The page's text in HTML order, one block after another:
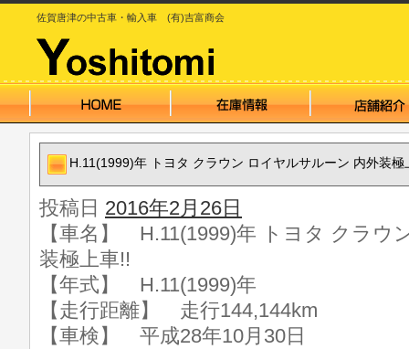
佐賀唐津の中古車・輸入車 (有)吉富商会
H.11(1999)年 トヨタ クラウン ロイヤルサルーン 内外装極
投稿日 2016年2月26日
【車名】 H.11(1999)年 トヨタ クラウ
装極上車!!
【年式】 H.11(1999)年
【走行距離】 走行144,144km
【車検】 平成28年10月30日